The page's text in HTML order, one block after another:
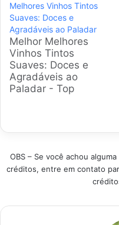
simplificar sua
escolha,
apresentando opções
com excelente
avaliação e preço
justo, selecionadas
após uma análise
detalhada do
Salton…
Melhores Vinhos Tintos
Suaves: Doces e
Agradáveis ao Paladar
Melhor Melhores
Vinhos Tintos
Suaves: Doces e
Agradáveis ao
Paladar - Top
transformar uma
um momento
especial. Para quem
equilibrados, a
OBS – Se você achou
créditos, entre em contato